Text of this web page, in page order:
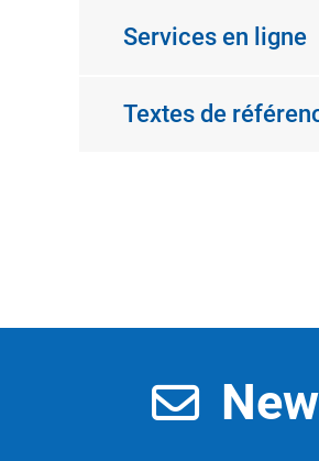
Services en ligne
Textes de